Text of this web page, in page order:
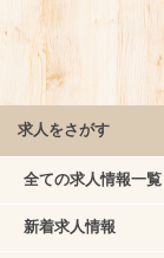
求人をさがす
全ての求人情報一覧
新着求人情報